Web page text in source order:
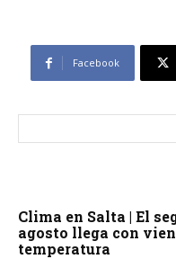
Facebook
Clima en Salta | El
agosto llega con
temperatura